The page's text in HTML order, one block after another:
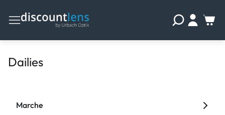
Dailies
Marche